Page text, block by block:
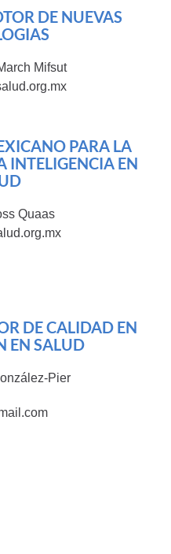
DE NUEVAS
Mifsut
PARA LA
INTELIGENCIA EN
Quaas
DE CALIDAD EN
EN SALUD
Pier